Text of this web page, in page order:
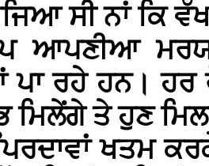
ਸੀ ਨਾਂ ਕਿ
ਆਪਣੀਆ
ਪਾ ਰਹੇ ਹਨ।
ਮਿਲੇਂਗੇ ਤੇ ਹੁਣ
ਖਤਮ